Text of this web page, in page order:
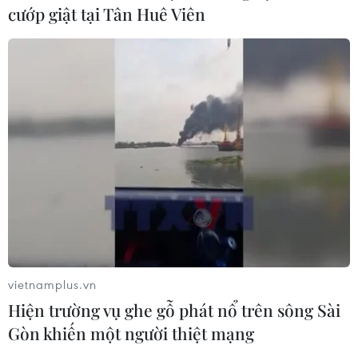
Dịch COVID-19 lắng dịu ở Nhật Bản, Cuba
nhưng tăng mạnh tại Singapore
23/02/2022 06:23
cướp giật tại Tân Huê Viên
vietnamplus.vn
Hiện trường vụ ghe gỗ phát nổ trên sông Sài
Gòn khiến một người thiệt mạng